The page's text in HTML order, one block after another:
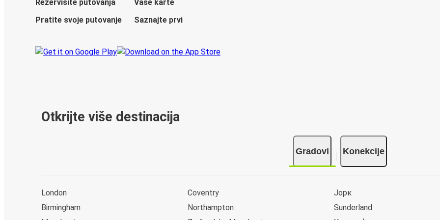
Rezervišite putovanja
Vaše karte
Pratite svoje putovanje
Saznajte prvi
Otkrijte više destinacija
Gradovi Konekcije
London
Birmingham
Coventry
Northampton
Јорк
Sunderland